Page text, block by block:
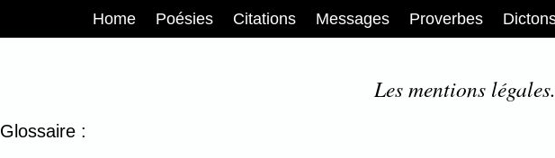
Home Poésies Citations Messages Proverbes
Les mentions légales.
Glossaire :